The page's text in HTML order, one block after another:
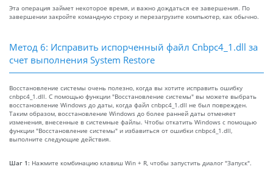
Эта операция займет некоторое время, и важно дождаться ее завершения. По
завершении закройте командную строку и перезагрузите компьютер, как обычно.
Метод 6: Исправить испорченный файл Cnbpc4_1.dll за
счет выполнения System Restore
Восстановление системы очень полезно, когда вы хотите исправить ошибку
cnbpc4_1.dll. С помощью функции "Восстановление системы" вы можете выбрать
восстановление Windows до даты, когда файл cnbpc4_1.dll не был поврежден.
Таким образом, восстановление Windows до более ранней даты отменяет
изменения, внесенные в системные файлы. Чтобы откатить Windows с помощью
функции "Восстановление системы" и избавиться от ошибки cnbpc4_1.dll,
выполните следующие действия.
Шаг 1: Нажмите комбинацию клавиш Win + R, чтобы запустить диалог "Запуск".